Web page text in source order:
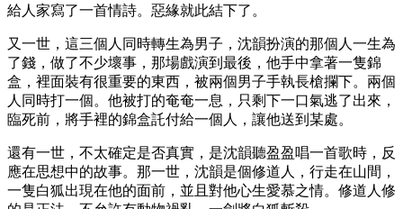
給人家寫了一首情詩。惡緣就此結下了。
又一世，這三個人同時轉生為男子，沈韻扮演的那個人一生為
了錢，做了不少壞事，那場戲演到最後，他手中拿著一隻錦
盒，裡面裝有很重要的東西，被兩個男子手執長槍攔下。兩個
人同時打一個。他被打的奄奄一息，只剩下一口氣逃了出來，
臨死前，將手裡的錦盒託付給一個人，讓他送到某處。
還有一世，不太確定是否真實，是沈韻聽盈盈唱一首歌時，反
應在思想中的故事。那一世，沈韻是個修道人，行走在山間，
一隻白狐出現在他的面前，並且對他心生愛慕之情。修道人修